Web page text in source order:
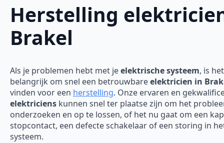
Herstelling
Brakel
Als je problemen hebt met jeelektrische systeem, is het
belangrijk om snel een betrouwbareelektricien in
vinden voor een herstelling. Onze ervaren en
elektriciens kunnen snel ter plaatse zijn om het
onderzoeken en op te lossen, of het nu gaat om een
stopcontact, een defecte schakelaar of een storing in
systeem.